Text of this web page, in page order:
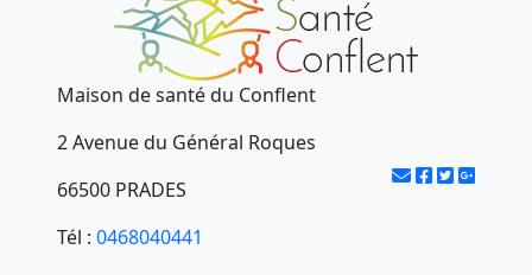
Maison de santé du Conflent
2 Avenue du Général Roques
66500 PRADES
Tél : 0468040441